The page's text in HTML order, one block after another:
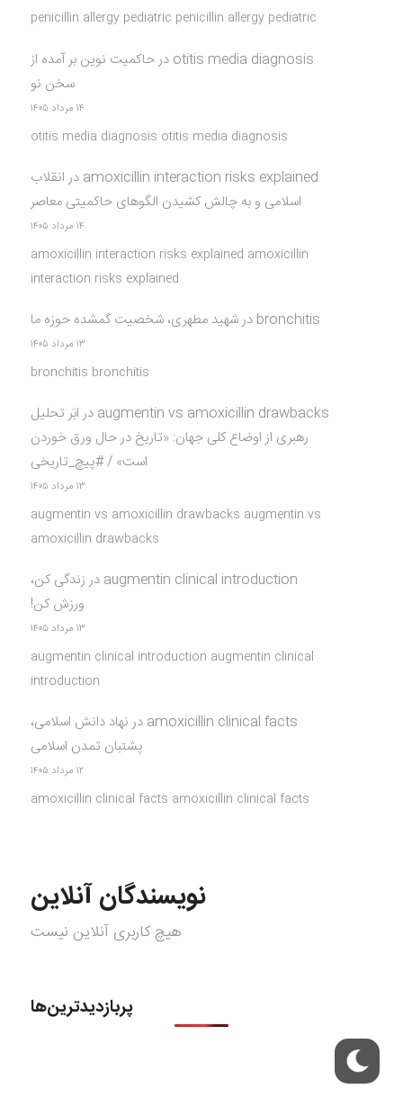
penicillin allergy pediatric penicillin allergy pediatric
otitis media diagnosis درحاکمیت نوین بر آمده از
سخن نو
۱۴ مرداد ۱۴۰۵
otitis media diagnosis otitis media diagnosis
amoxicillin interaction risks explained در انقلاب
اسلامی و به چالش کشیدن الگوهای حاکمیتی معاصر
۱۴ مرداد ۱۴۰۵
amoxicillin interaction risks explained amoxicillin
interaction risks explained
bronchitis درشهید مطهری، شخصیت گمشده حوزه ما
۱۳ مرداد ۱۴۰۵
bronchitis bronchitis
augmentin vs amoxicillin drawbacks درابَر تحلیل
رهبری از اوضاع کلی جهان: «تاریخ در حال ورق خوردن
است» / #پیچ_تاریخی
۱۳ مرداد ۱۴۰۵
augmentin vs amoxicillin drawbacks augmentin vs
amoxicillin drawbacks
augmentin clinical introduction درزندگی کن،
ورزش کن!
۱۳ مرداد ۱۴۰۵
augmentin clinical introduction augmentin clinical
introduction
amoxicillin clinical facts درنهاد دانش اسلامی،
پشتبان تمدن اسلامی
۱۲ مرداد ۱۴۰۵
amoxicillin clinical facts amoxicillin clinical facts
نویسندگان آنلاین
هیچ کاربری آنلاین نیست
پربازدیدترین‌ها